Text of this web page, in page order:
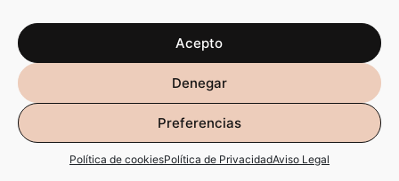
Acepto
Denegar
Preferencias
Política de cookiesPolítica de PrivacidadAviso Legal